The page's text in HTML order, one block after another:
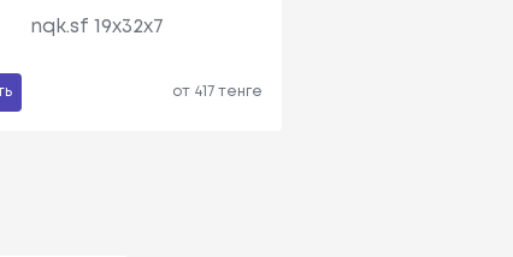
nqk.sf 19x32x7
от 417 тенге